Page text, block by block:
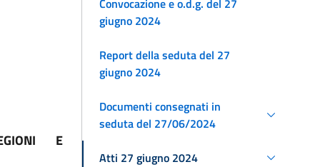
E
giugno 2024
Report della seduta del 27
giugno 2024
Documenti consegnati in
seduta del 27/06/2024
Atti 27 giugno 2024